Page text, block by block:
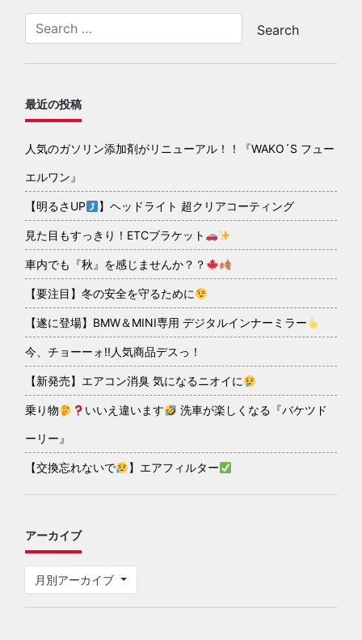
最近の投稿
人気のガソリン添加剤がリニューアル！！『WAKO´S フュー
エルワン』
【明るさUP 】ヘッドライト 超クリアコーティング
見た目もすっきり！ETCブラケット
車内でも『秋』を感じませんか？？
【要注目】冬の安全を守るために
【遂に登場】BMW＆MINI専用 デジタルインナーミラー
今、チョーーォ!!人気商品デスっ！
【新発売】エアコン消臭 気になるニオイに
乗り物 いいえ違います 洗車が楽しくなる『バケツド
ーリー』
【交換忘れないで 】エアフィルター
アーカイブ
月別アーカイブ